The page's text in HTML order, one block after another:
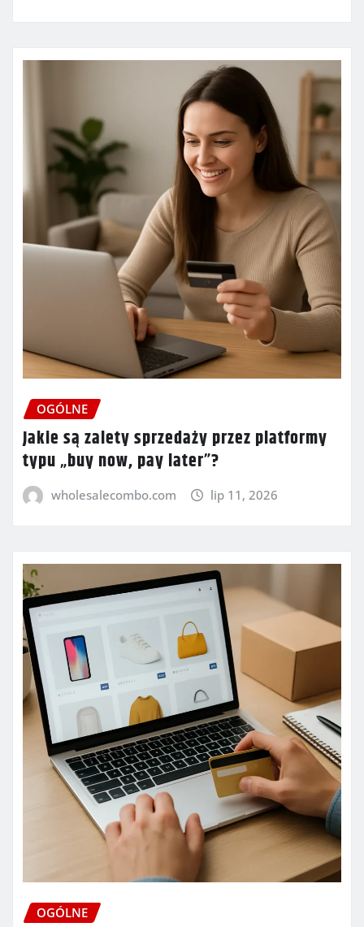
OGÓLNE
Jakie są zalety sprzedaży przez platformy
typu „buy now, pay later”?
wholesalecombo.com lip 11, 2026
OGÓLNE